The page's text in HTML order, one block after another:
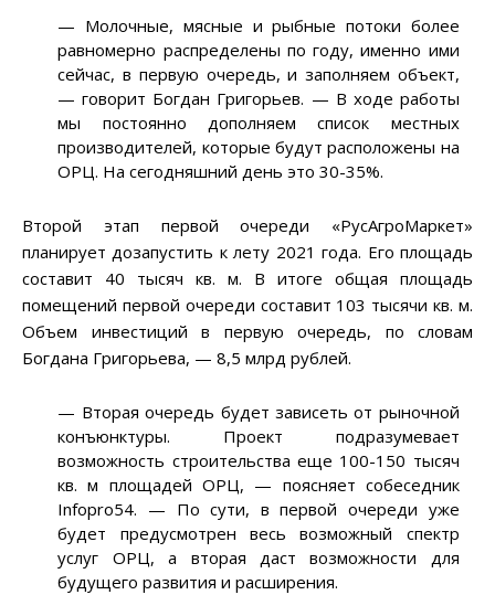
— Молочные, мясные и рыбные потоки более
равномерно распределены по году, именно ими
сейчас, в первую очередь, и заполняем объект,
— говорит Богдан Григорьев. — В ходе работы
мы постоянно дополняем список местных
производителей, которые будут расположены на
ОРЦ. На сегодняшний день это 30-35%.
Второй этап первой очереди «РусАгроМаркет»
планирует дозапустить к лету 2021 года. Его площадь
составит 40 тысяч кв. м. В итоге общая площадь
помещений первой очереди составит 103 тысячи кв. м.
Объем инвестиций в первую очередь, по словам
Богдана Григорьева, — 8,5 млрд рублей.
— Вторая очередь будет зависеть от рыночной
конъюнктуры. Проект подразумевает
возможность строительства еще 100-150 тысяч
кв. м площадей ОРЦ, — поясняет собеседник
Infopro54. — По сути, в первой очереди уже
будет предусмотрен весь возможный спектр
услуг ОРЦ, а вторая даст возможности для
будущего развития и расширения.